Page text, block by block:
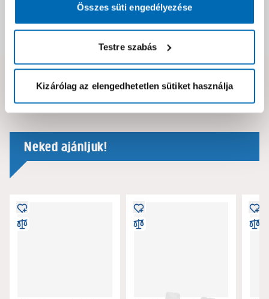
Összes süti engedélyezése
Testre szabás
Kizárólag az elengedhetetlen sütiket használja
Hibát találtál az oldalon vagy a termék leírásában?
Neked ajánljuk!